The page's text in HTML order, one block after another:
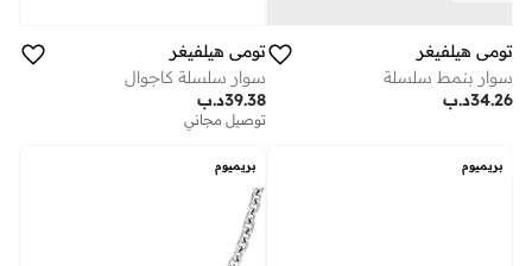
تومي هيلفيغر
سوار بنمط سلسلة
د.ب34.26
تومي هيلفيغر
سوار سلسلة كاجوال
د.ب39.38
توصيل مجاني
بريميوم بريميوم